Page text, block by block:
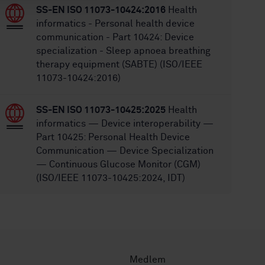
SS-EN ISO 11073-10424:2016 Health
informatics - Personal health device
communication - Part 10424: Device
specialization - Sleep apnoea breathing
therapy equipment (SABTE) (ISO/IEEE
11073-10424:2016)
SS-EN ISO 11073-10425:2025 Health
informatics — Device interoperability —
Part 10425: Personal Health Device
Communication — Device Specialization
— Continuous Glucose Monitor (CGM)
(ISO/IEEE 11073-10425:2024, IDT)
Medlem